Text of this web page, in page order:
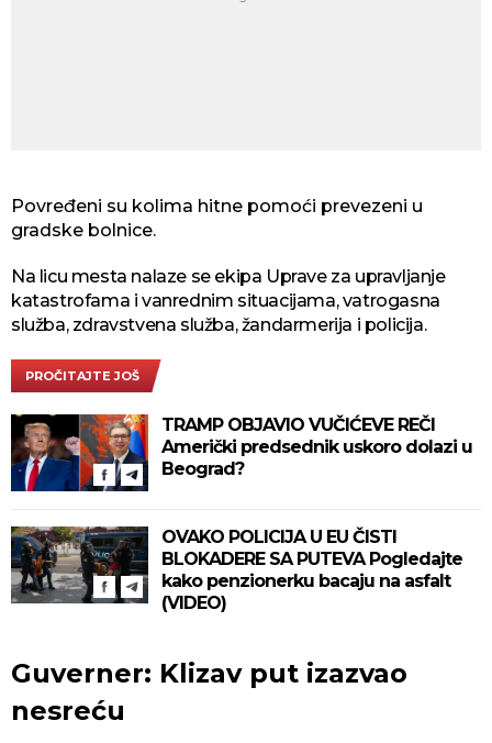
Povređeni su kolima hitne pomoći prevezeni u
gradske bolnice.
Na licu mesta nalaze se ekipa Uprave za upravljanje
katastrofama i vanrednim situacijama, vatrogasna
služba, zdravstvena služba, žandarmerija i policija.
PROČITAJTE JOŠ
TRAMP OBJAVIO VUČIĆEVE REČI
Američki predsednik uskoro dolazi u
Beograd?
OVAKO POLICIJA U EU ČISTI
BLOKADERE SA PUTEVA Pogledajte
kako penzionerku bacaju na asfalt
(VIDEO)
Guverner: Klizav put izazvao
nesreću